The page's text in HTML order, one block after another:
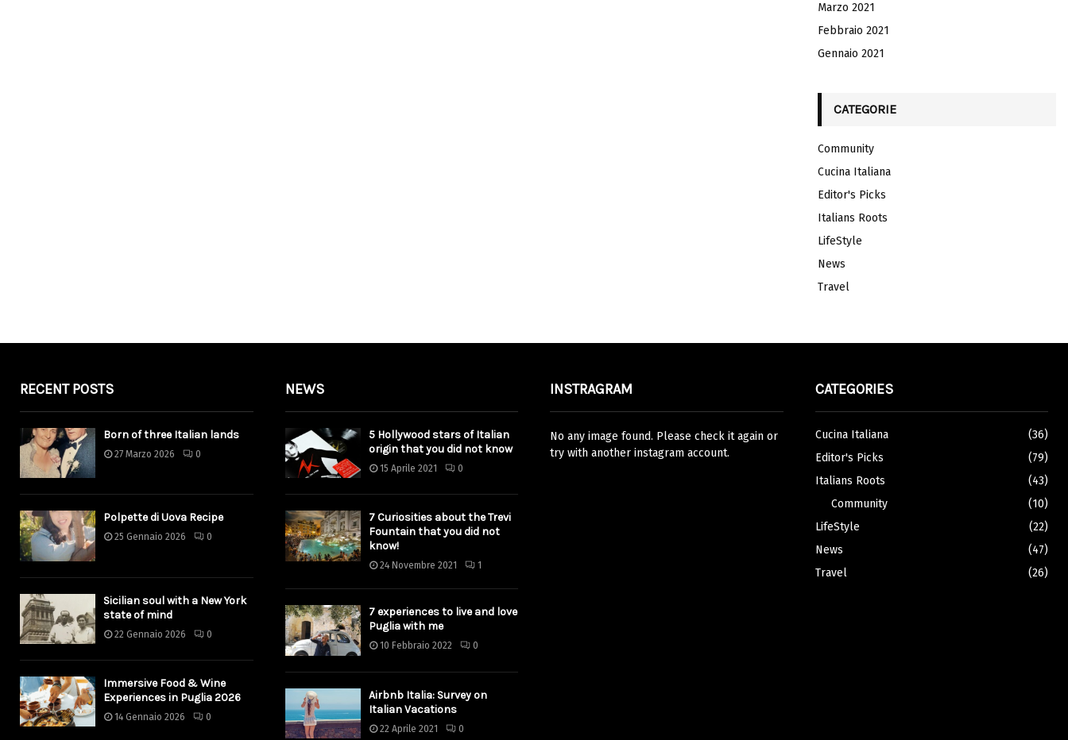
Marzo 2021
Febbraio 2021
Gennaio 2021
CATEGORIE
Community
Cucina Italiana
Editor's Picks
Italians Roots
LifeStyle
News
Travel
RECENT POSTS
Born of three Italian lands
27 Marzo 2026 0
Polpette di Uova Recipe
25 Gennaio 2026 0
Sicilian soul with a New York
state of mind
22 Gennaio 2026 0
Immersive Food & Wine
Experiences in Puglia 2026
14 Gennaio 2026 0
NEWS
5 Hollywood stars of Italian
origin that you did not know
15 Aprile 2021 0
7 Curiosities about the Trevi
Fountain that you did not
know!
24 Novembre 2021 1
7 experiences to live and love
Puglia with me
10 Febbraio 2022 0
Airbnb Italia: Survey on
Italian Vacations
22 Aprile 2021 0
INSTRAGRAM
No any image found. Please check it again or
try with another instagram account.
CATEGORIES
Cucina Italiana
(36)
Editor's Picks
(79)
Italians Roots
(43)
Community
(10)
LifeStyle
(22)
News
(47)
Travel
(26)